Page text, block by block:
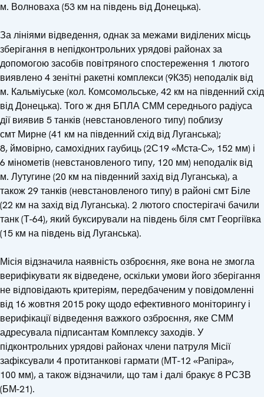
м. Волноваха (53 км на південь від Донецька).
За лініями відведення, однак за межами виділених місць
зберігання в непідконтрольних урядові районах за
допомогою засобів повітряного спостереження 1 лютого
виявлено 4 зенітні ракетні комплекси (9К35) неподалік від
м. Кальміуське (кол. Комсомольське, 42 км на південний схід
від Донецька). Того ж дня БПЛА СММ середнього радіуса
дії виявив 5 танків (невстановленого типу) поблизу
смт Мирне (41 км на південний схід від Луганська);
8, ймовірно, самохідних гаубиць (2С19 «Мста-С», 152 мм) і
6 мінометів (невстановленого типу, 120 мм) неподалік від
м. Лутугине (20 км на південний захід від Луганська), а
також 29 танків (невстановленого типу) в районі смт Біле
(22 км на захід від Луганська). 2 лютого спостерігачі бачили
танк (Т-64), який буксирували на південь біля смт Георгіївка
(15 км на південь від Луганська).
Місія відзначила наявність озброєння, яке вона не змогла
верифікувати як відведене, оскільки умови його зберігання
не відповідають критеріям, передбаченим у повідомленні
від 16 жовтня 2015 року щодо ефективного моніторингу і
верифікації відведення важкого озброєння, яке СММ
адресувала підписантам Комплексу заходів. У
підконтрольних урядові районах члени патруля Місії
зафіксували 4 протитанкові гармати (МТ-12 «Рапіра»,
100 мм), а також відзначили, що там і далі бракує 8 РСЗВ
(БМ-21).